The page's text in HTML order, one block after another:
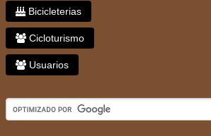
Bicicleterias
Cicloturismo
Usuarios